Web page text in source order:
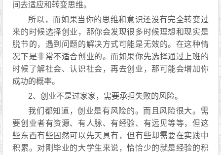
间去适应和转变思维。
所以，而如果当你的思维和意识还没有完全转变过
来的时候选择创业，那你会发现很多时候理想和现实是
脱节的，遇到问题的解决方式可能是无效的。在这种情
况下是非常不适合创业的。而如果你先选择通过上班的
时候了解社会、认识社会，再去创业，那可能会增加你
成功的概率。
2、创业不是过家家，需要承担失败的风险。
我们都知道，创业是有风险的。而且风险很大。需
要创业者有资源、有人脉、有经验、有远见等等，但这
些东西有些固然可以先天具有，但有些却需要在实践中
积累。对刚毕业的大学生来说，恰恰少的就是经验的积